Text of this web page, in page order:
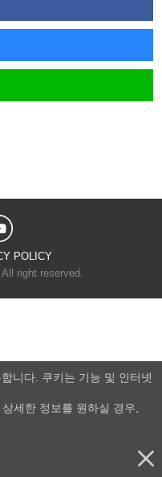
POLICY
right reserved.
니다. 쿠키는 기능 및 인터넷
세한 정보를 원하실 경우,